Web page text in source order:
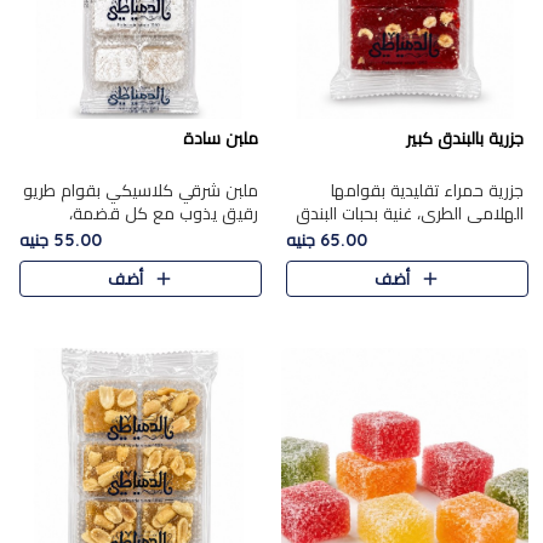
جزرية بالبندق كبير
جزرية حمراء تقليدية بقوامها
الهلامي الطري، غنية بحبات البندق
الفاخرة التي تضيف قرمشة راقية
إلى قوامها الناعم، لتقدم مزيجًا
متوازنًا من النكه..
65.00 جنيه
أضف
ملبن سادة
ملبن شرقي كلاسيكي بقوام طريو
رقيق يذوب مع كل قضمة،
مغطى بطبقة ناعمة من السكر
البودرة ليقدم المذاق الأصيل الذي
ارتبط بحلويات المولد التقليدي..
55.00 جنيه
أضف